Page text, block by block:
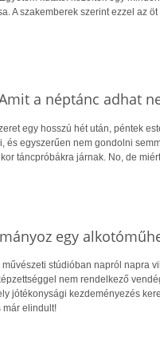
A szakemberek szerint ezzel az
a néptánc adhat
egy hosszú hét után, péntek
és egyszerűen nem gondolni
táncpróbákra járnak. No, de
egy
művészeti stúdióban napról napra
nem rendelkező
jótékonysági kezdeményezés
már elindult!